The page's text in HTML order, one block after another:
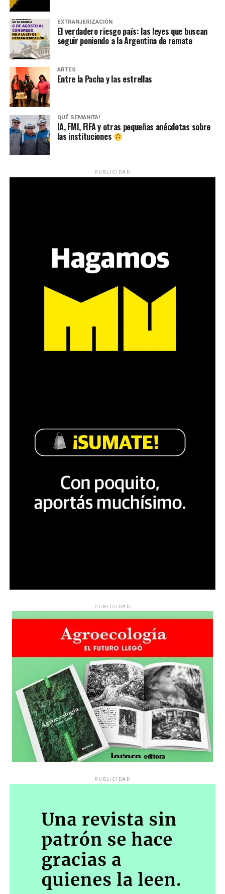
EXTRANJERIZACIÓN
El verdadero riesgo país: las leyes que buscan
seguir poniendo a la Argentina de remate
ARTES
Entre la Pacha y las estrellas
QUÉ SEMANITA!
IA, FMI, FIFA y otras pequeñas anécdotas sobre
las instituciones
PUBLICIDAD
PUBLICIDAD
PUBLICIDAD